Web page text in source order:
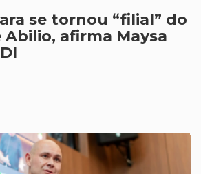
se tornou “filial” do
afirma Maysa